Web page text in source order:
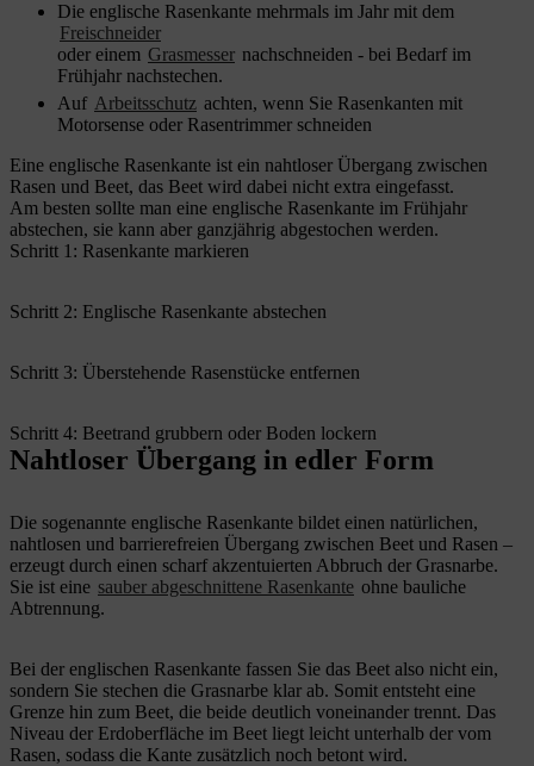
Die englische Rasenkante mehrmals im Jahr mit dem
Freischneider
oder einem Grasmesser nachschneiden - bei Bedarf im
Frühjahr nachstechen.
Auf Arbeitsschutz achten, wenn Sie Rasenkanten mit
Motorsense oder Rasentrimmer schneiden
Eine englische Rasenkante ist ein nahtloser Übergang zwischen
Rasen und Beet, das Beet wird dabei nicht extra eingefasst.
Am besten sollte man eine englische Rasenkante im Frühjahr
abstechen, sie kann aber ganzjährig abgestochen werden.
Schritt 1: Rasenkante markieren
Schritt 2: Englische Rasenkante abstechen
Schritt 3: Überstehende Rasenstücke entfernen
Schritt 4: Beetrand grubbern oder Boden lockern
Nahtloser Übergang in edler Form
Die sogenannte englische Rasenkante bildet einen natürlichen,
nahtlosen und barrierefreien Übergang zwischen Beet und Rasen –
erzeugt durch einen scharf akzentuierten Abbruch der Grasnarbe.
Sie ist eine sauber abgeschnittene Rasenkante ohne bauliche
Abtrennung.
Bei der englischen Rasenkante fassen Sie das Beet also nicht ein,
sondern Sie stechen die Grasnarbe klar ab. Somit entsteht eine
Grenze hin zum Beet, die beide deutlich voneinander trennt. Das
Niveau der Erdoberfläche im Beet liegt leicht unterhalb der vom
Rasen, sodass die Kante zusätzlich noch betont wird.